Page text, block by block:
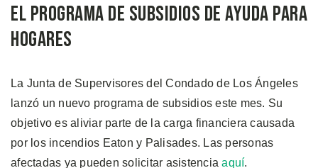
El Programa de Subsidios de Ayuda Para
Hogares
La Junta de Supervisores del Condado de Los Ángeles
lanzó un nuevo programa de subsidios este mes. Su
objetivo es aliviar parte de la carga financiera causada
por los incendios Eaton y Palisades. Las personas
afectadas ya pueden solicitar asistenciaaquí.